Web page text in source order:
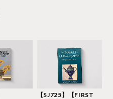
【SJ725】【FIRST